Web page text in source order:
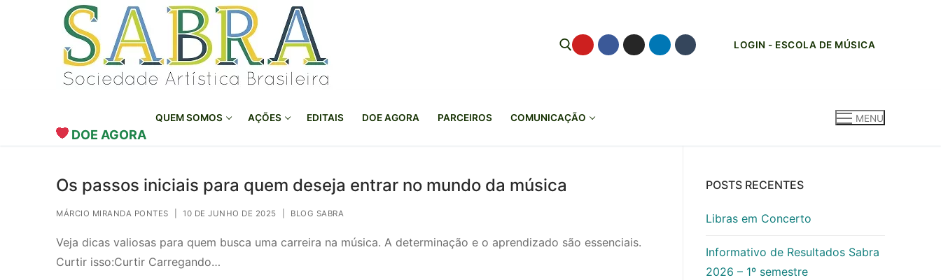
LOGIN - ESCOLA DE MÚSICA
DOE AGORA
QUEM SOMOS AÇÕES EDITAIS DOE AGORA PARCEIROS COMUNICAÇÃO MENU
Os passos iniciais para quem deseja entrar no mundo da música
MÁRCIO MIRANDA PONTES 10 DE JUNHO DE 2025 BLOG SABRA
Veja dicas valiosas para quem busca uma carreira na música. A determinação e o aprendizado são essenciais.
Curtir isso:Curtir Carregando…
POSTS RECENTES
Libras em Concerto
Informativo de Resultados Sabra
2026 – 1º semestre